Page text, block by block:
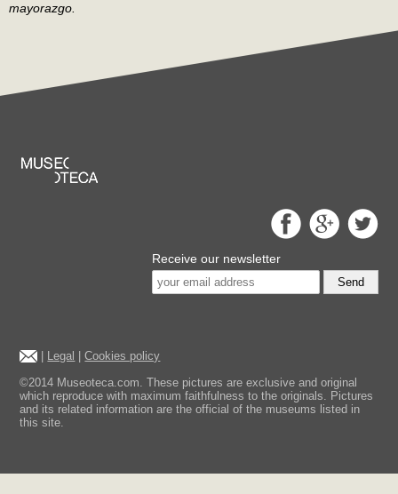
mayorazgo.
Receive our newsletter
Send
Legal |Cookies policy
©2014 Museoteca.com. These pictures are exclusive and original
which reproduce with maximum faithfulness to the originals. Pictures
and its related information are the official of the museums listed in
this site.